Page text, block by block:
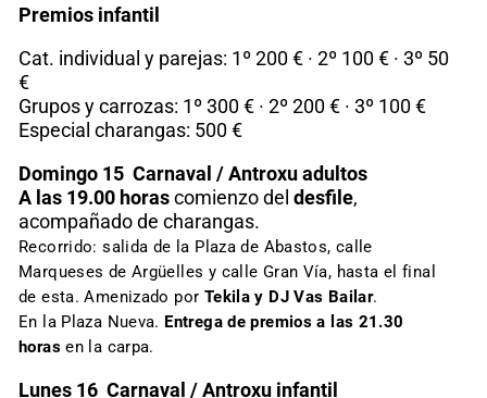
Premios infantil
Cat. individual y parejas: 1º 200 € · 2º 100 € · 3º 50
€
Grupos y carrozas: 1º 300 € · 2º 200 € · 3º 100 €
Especial charangas: 500 €
Domingo 15 Carnaval / Antroxu adultos
A las 19.00 horascomienzo del desfile,
acompañado de charangas.
Recorrido: salida de la Plaza de Abastos, calle
Marqueses de Argüelles y calle Gran Vía, hasta el final
de esta. Amenizado por Tekila y DJ Vas Bailar.
En la Plaza Nueva. Entrega de premios a las 21.30
horasen la carpa.
Lunes 16 Carnaval / Antroxu infantil